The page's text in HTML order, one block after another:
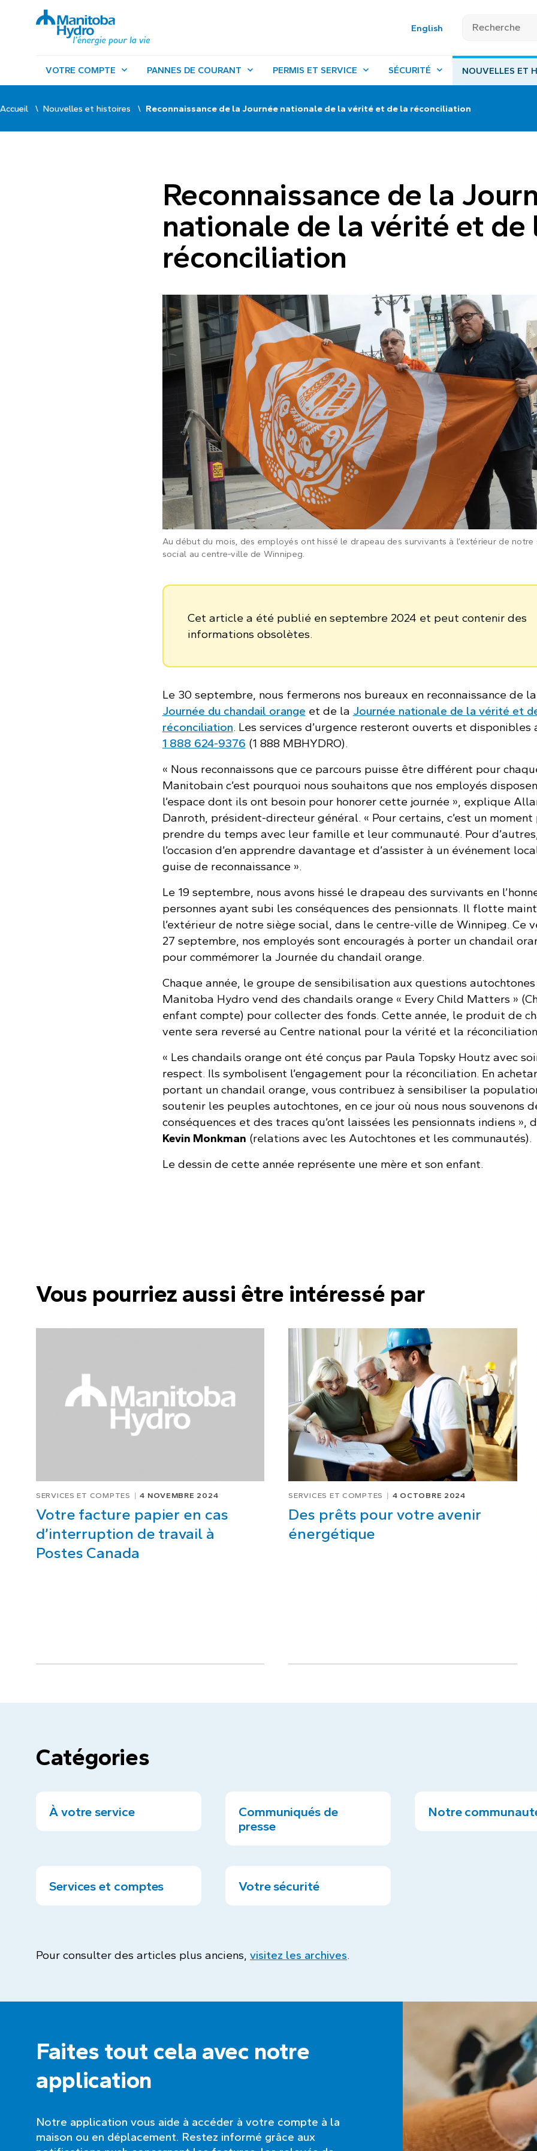
English
VOTRE COMPTE PANNES DE COURANT PERMIS ET SERVICE SÉCURITÉ NOUVELLES ET
Accueil Nouvelles et histoires Reconnaissance de la Journée nationale de la vérité et de la réconciliation
Reconnaissance de la
nationale de la vérité et de
réconciliation
Au début du mois, des employés ont hissé le drapeau des survivants à l’extérieur de notre
social au centre-ville de Winnipeg.
Cet article a été publié en septembre 2024 et peut contenir des
informations obsolètes.
Le 30 septembre, nous fermerons nos bureaux en reconnaissance de la
Journée du chandail orange et de la Journée nationale de la vérité et
réconciliation. Les services d’urgence resteront ouverts et disponibles
1 888 624‑9376 (1 888 MBHYDRO).
« Nous reconnaissons que ce parcours puisse être différent pour
Manitobain c’est pourquoi nous souhaitons que nos employés
l’espace dont ils ont besoin pour honorer cette journée », explique
Danroth, président-directeur général. « Pour certains, c’est un moment
prendre du temps avec leur famille et leur communauté. Pour
l’occasion d’en apprendre davantage et d’assister à un événement
guise de reconnaissance ».
Le 19 septembre, nous avons hissé le drapeau des survivants en
personnes ayant subi les conséquences des pensionnats. Il flotte
l’extérieur de notre siège social, dans le centre-ville de Winnipeg. Ce
27 septembre, nos employés sont encouragés à porter un chandail
pour commémorer la Journée du chandail orange.
Chaque année, le groupe de sensibilisation aux questions
Manitoba Hydro vend des chandails orange « Every Child Matters »
enfant compte) pour collecter des fonds. Cette année, le produit de
vente sera reversé au Centre national pour la vérité et la
« Les chandails orange ont été conçus par Paula Topsky Houtz avec
respect. Ils symbolisent l’engagement pour la réconciliation. En
portant un chandail orange, vous contribuez à sensibiliser la
soutenir les peuples autochtones, en ce jour où nous nous souvenons
conséquences et des traces qu’ont laissées les pensionnats indiens »,
Kevin Monkman (relations avec les Autochtones et les communautés).
Le dessin de cette année représente une mère et son enfant.
Vous pourriez aussi être intéressé par
SERVICES ET COMPTES 4 NOVEMBRE 2024
Votre facture papier en cas
d’interruption de travail à
Postes Canada
SERVICES ET COMPTES 4 OCTOBRE 2024
Des prêts pour votre avenir
énergétique
Catégories
À votre service
Communiqués de
presse
Notre
Services et comptes Votre sécurité
Pour consulter des articles plus anciens, visitez les archives.
Faites tout cela avec notre
application
Notre application vous aide à accéder à votre compte à la
maison ou en déplacement. Restez informé grâce aux